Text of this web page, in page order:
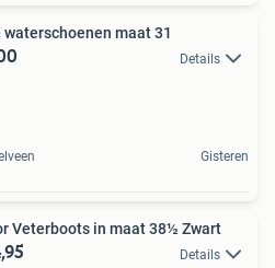
waterschoenen maat 31
Details
Gisteren
Veterboots in maat 38½ Zwart
Details